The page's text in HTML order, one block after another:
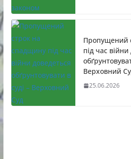
Пропущений
під час
Верховний
25.06.2026